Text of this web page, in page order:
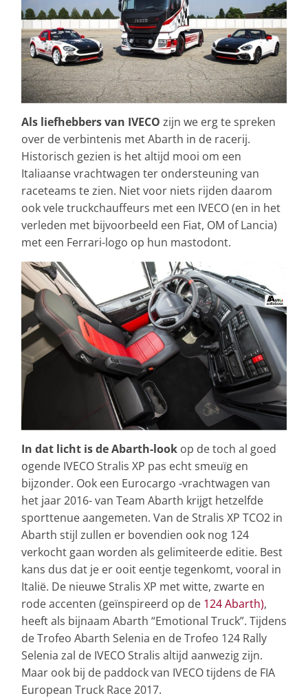
Als liefhebbers van IVECO zijn we erg te spreken
over de verbintenis met Abarth in de racerij.
Historisch gezien is het altijd mooi om een
Italiaanse vrachtwagen ter ondersteuning van
raceteams te zien. Niet voor niets rijden daarom
ook vele truckchauffeurs met een IVECO (en in het
verleden met bijvoorbeeld een Fiat, OM of Lancia)
met een Ferrari-logo op hun mastodont.
In dat licht is de Abarth-look op de toch al goed
ogende IVECO Stralis XP pas echt smeuïg en
bijzonder. Ook een Eurocargo -vrachtwagen van
het jaar 2016- van Team Abarth krijgt hetzelfde
sporttenue aangemeten. Van de Stralis XP TCO2 in
Abarth stijl zullen er bovendien ook nog 124
verkocht gaan worden als gelimiteerde editie. Best
kans dus dat je er ooit eentje tegenkomt, vooral in
Italië. De nieuwe Stralis XP met witte, zwarte en
rode accenten (geïnspireerd op de 124 Abarth),
heeft als bijnaam Abarth “Emotional Truck”. Tijdens
de Trofeo Abarth Selenia en de Trofeo 124 Rally
Selenia zal de IVECO Stralis altijd aanwezig zijn.
Maar ook bij de paddock van IVECO tijdens de FIA
European Truck Race 2017.